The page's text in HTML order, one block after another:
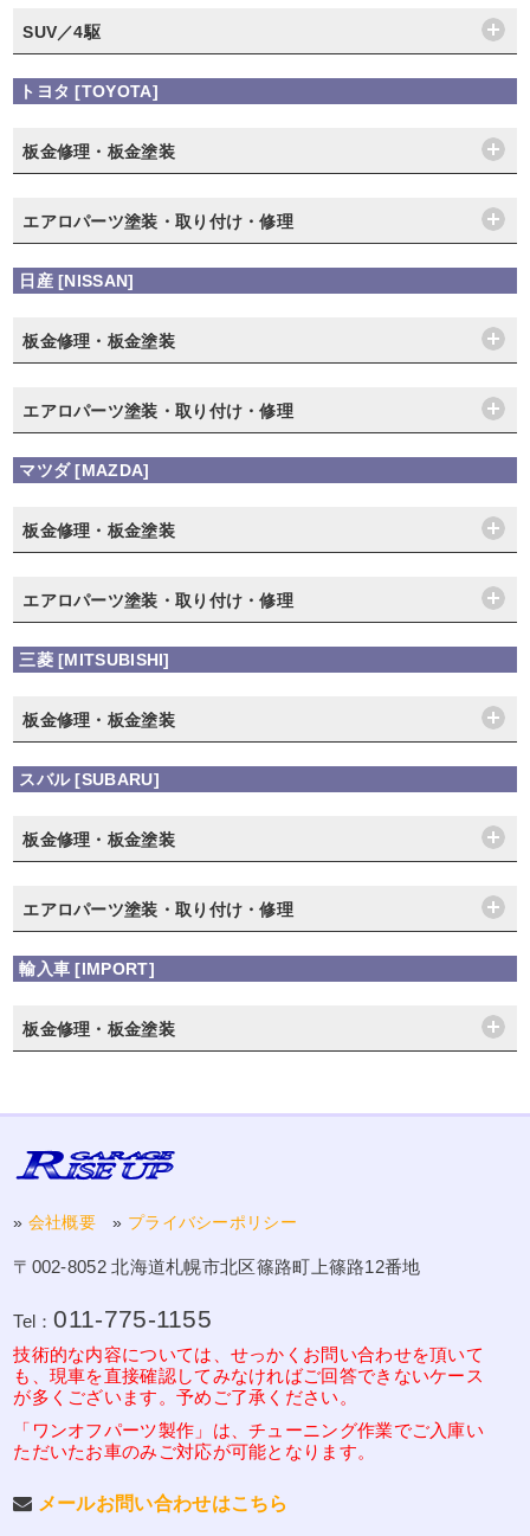
SUV／4駆
トヨタ [TOYOTA]
板金修理・板金塗装
エアロパーツ塗装・取り付け・修理
日産 [NISSAN]
板金修理・板金塗装
エアロパーツ塗装・取り付け・修理
マツダ [MAZDA]
板金修理・板金塗装
エアロパーツ塗装・取り付け・修理
三菱 [MITSUBISHI]
板金修理・板金塗装
スバル [SUBARU]
板金修理・板金塗装
エアロパーツ塗装・取り付け・修理
輸入車 [IMPORT]
板金修理・板金塗装
» 会社概要 » プライバシーポリシー
〒002-8052 北海道札幌市北区篠路町上篠路12番地
Tel：011-775-1155
技術的な内容については、せっかくお問い合わせを頂いて
も、現車を直接確認してみなければご回答できないケース
が多くございます。予めご了承ください。
「ワンオフパーツ製作」は、チューニング作業でご入庫い
ただいたお車のみご対応が可能となります。
メールお問い合わせはこちら